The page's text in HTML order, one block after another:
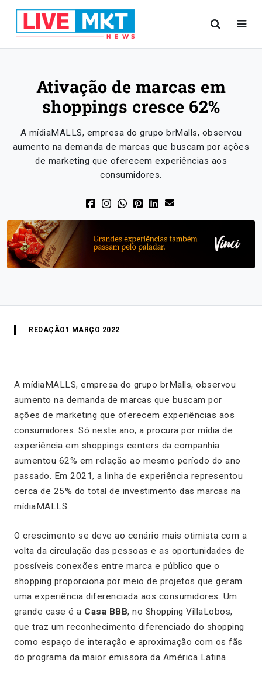
Ativação de marcas em
shoppings cresce 62%
A mídiaMALLS, empresa do grupo brMalls, observou
aumento na demanda de marcas que buscam por ações
de marketing que oferecem experiências aos
consumidores.
REDAÇÃO 1 MARÇO 2022
A mídiaMALLS, empresa do grupo brMalls, observou
aumento na demanda de marcas que buscam por
ações de marketing que oferecem experiências aos
consumidores. Só neste ano, a procura por mídia de
experiência em shoppings centers da companhia
aumentou 62% em relação ao mesmo período do ano
passado. Em 2021, a linha de experiência representou
cerca de 25% do total de investimento das marcas na
mídiaMALLS.
O crescimento se deve ao cenário mais otimista com a
volta da circulação das pessoas e as oportunidades de
possíveis conexões entre marca e público que o
shopping proporciona por meio de projetos que geram
uma experiência diferenciada aos consumidores. Um
grande case é a Casa BBB, no Shopping VillaLobos,
que traz um reconhecimento diferenciado do shopping
como espaço de interação e aproximação com os fãs
do programa da maior emissora da América Latina.